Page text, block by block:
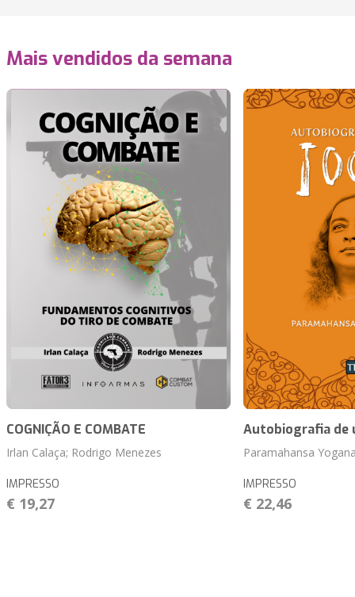
Mais vendidos da semana
COGNIÇÃO E COMBATE
Irlan Calaça; Rodrigo Menezes
IMPRESSO
€ 19,27
Autobiografia de
Paramahansa
IMPRESSO
€ 22,46